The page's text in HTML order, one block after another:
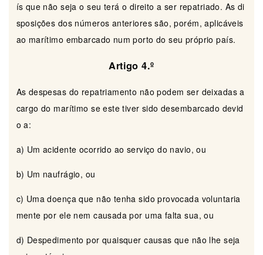
ís que não seja o seu terá o direito a ser repatriado. As di
sposições dos números anteriores são, porém, aplicáveis
ao marítimo embarcado num porto do seu próprio país.
Artigo 4.º
As despesas do repatriamento não podem ser deixadas a
cargo do marítimo se este tiver sido desembarcado devid
o a:
a) Um acidente ocorrido ao serviço do navio, ou
b) Um naufrágio, ou
c) Uma doença que não tenha sido provocada voluntaria
mente por ele nem causada por uma falta sua, ou
d) Despedimento por quaisquer causas que não lhe seja